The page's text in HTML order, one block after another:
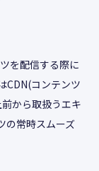
を配信する際に
CDN(コンテンツ
から取扱うエキ
の常時スムーズ